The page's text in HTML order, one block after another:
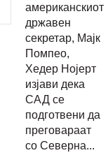
кога ќе
биде
јасно
дека го
укинала
оружје
американскиот
државен
секретар, Мајк
Помпео,
Хедер Нојерт
изјави дека
САД се
подготвени да
преговараат
со Северна...